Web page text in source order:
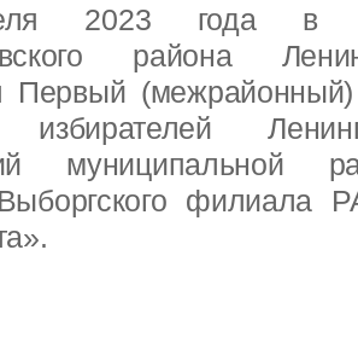
2023 года в
района
Первый
муниципальной
филиала